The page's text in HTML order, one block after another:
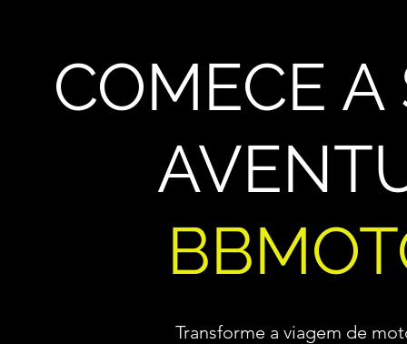
COMECE
Transforme a viagem de